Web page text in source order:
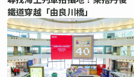
鐵道穿越「由良川橋」